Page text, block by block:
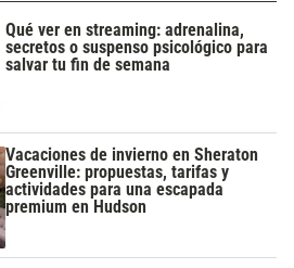
Qué ver en streaming: adrenalina,
secretos o suspenso psicológico para
salvar tu fin de semana
Vacaciones de invierno en Sheraton
Greenville: propuestas, tarifas y
actividades para una escapada
premium en Hudson